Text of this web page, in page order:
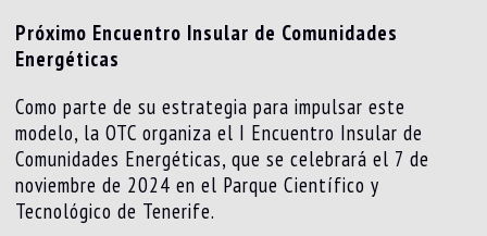
Próximo Encuentro Insular de Comunidades
Energéticas
Como parte de su estrategia para impulsar este
modelo, la OTC organiza el I Encuentro Insular de
Comunidades Energéticas, que se celebrará el 7 de
noviembre de 2024 en el Parque Científico y
Tecnológico de Tenerife.